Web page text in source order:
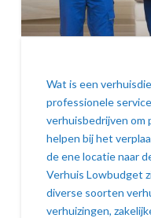
Wat is een
professionele
verhuisbedrijven om
helpen bij het
de ene locatie naar
Verhuis Lowbudget
diverse soorten
verhuizingen,